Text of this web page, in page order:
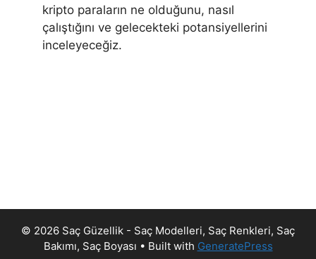
kripto paraların ne olduğunu, nasıl
çalıştığını ve gelecekteki potansiyellerini
inceleyeceğiz.
© 2026 Saç Güzellik - Saç Modelleri, Saç Renkleri, Saç
Bakımı, Saç Boyası • Built with GeneratePress